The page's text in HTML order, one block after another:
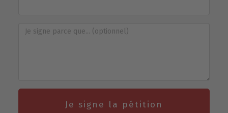
Je signe la pétition